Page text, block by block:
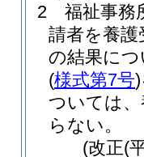
2
福祉事務
請者を養
の結果に
(様式第7号)
ついては
らない。
(改正(